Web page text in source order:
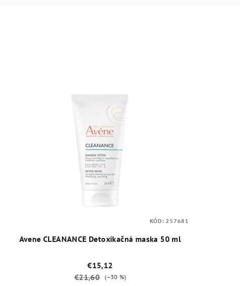
Avene CLEANANCE Detoxikačná maska 50 ml
€15,12
€21,60
(–30 %)
KÓD: 257681